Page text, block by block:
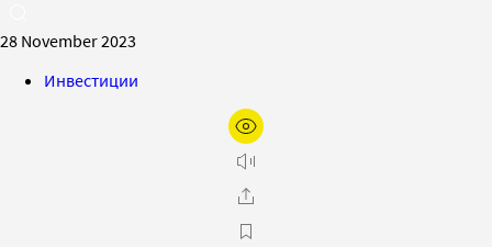
28 November 2023
Инвестиции